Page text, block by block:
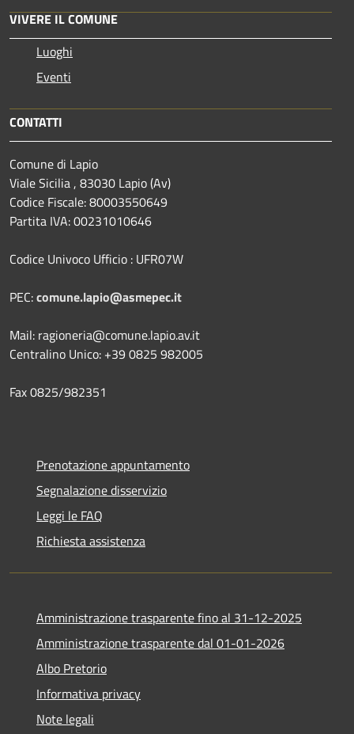
VIVERE IL COMUNE
Luoghi
Eventi
CONTATTI
Comune di Lapio
Viale Sicilia , 83030 Lapio (Av)
Codice Fiscale: 80003550649
Partita IVA: 00231010646
Codice Univoco Ufficio : UFR07W
PEC:comune.lapio@asmepec.it
Mail: ragioneria@comune.lapio.av.it
Centralino Unico: +39 0825 982005
Fax 0825/982351
Prenotazione appuntamento
Segnalazione disservizio
Leggi le FAQ
Richiesta assistenza
Amministrazione trasparente fino al 31-12-2025
Amministrazione trasparente dal 01-01-2026
Albo Pretorio
Informativa privacy
Note legali